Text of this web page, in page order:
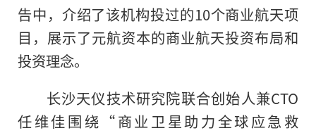
告中，介绍了该机构投过的10个商业航天项
目，展示了元航资本的商业航天投资布局和
投资理念。
长沙天仪技术研究院联合创始人兼CTO
任维佳围绕“商业卫星助力全球应急救